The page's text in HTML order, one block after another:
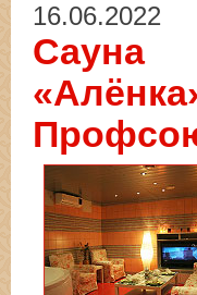
16.06.2022
Сауна